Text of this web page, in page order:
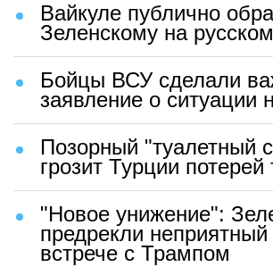
Вайкуле публично
Зеленскому на
Бойцы ВСУ сделали
заявление о ситуации
Позорный "туалетный
грозит Турции потерей
"Новое унижение":
предрекли
встрече с Трампом